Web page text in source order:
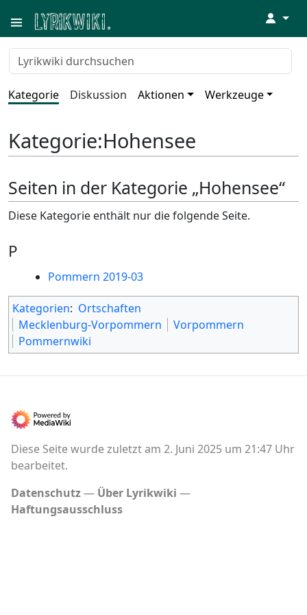
↓
Kategorie Diskussion Aktionen Werkzeuge
Kategorie:Hohensee
Seiten in der Kategorie „Hohensee“
Diese Kategorie enthält nur die folgende Seite.
P
Pommern 2019-03
Kategorien: Ortschaften
Mecklenburg-Vorpommern
Vorpommern
Pommernwiki
Diese Seite wurde zuletzt am 2. Juni 2025 um 21:47 Uhr
bearbeitet.
Datenschutz
Über Lyrikwiki
Haftungsausschluss